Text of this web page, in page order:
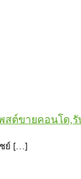
สต์ขายคอนโด,
ชย์ […]